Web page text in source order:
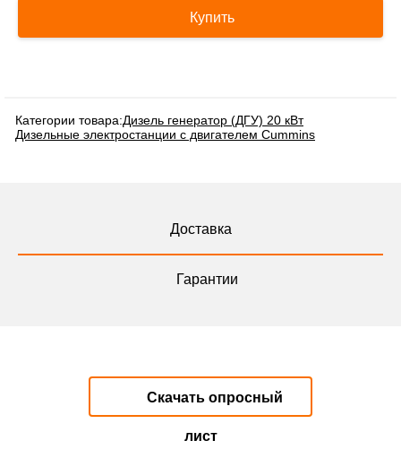
Купить
Категории товара:Дизель генератор (ДГУ) 20 кВт
Дизельные электростанции с двигателем Cummins
Доставка
Гарантии
Скачать опросный
лист